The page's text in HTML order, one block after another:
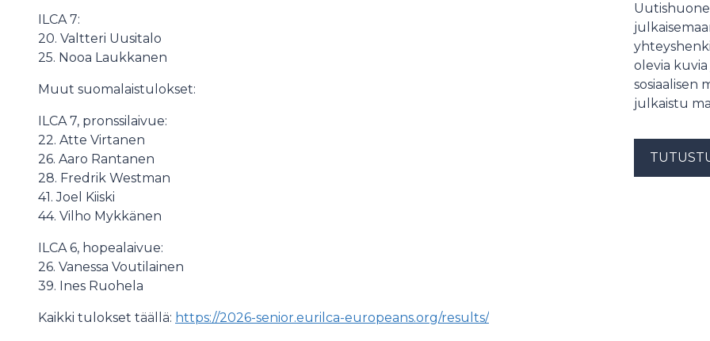
ILCA 7:
20. Valtteri Uusitalo
25. Nooa Laukkanen
Muut suomalaistulokset:
ILCA 7, pronssilaivue:
22. Atte Virtanen
26. Aaro Rantanen
28. Fredrik Westman
41. Joel Kiiski
44. Vilho Mykkänen
ILCA 6, hopealaivue:
26. Vanessa Voutilainen
39. Ines Ruohela
Kaikki tulokset täällä: https://2026-senior.eurilca-europeans.org/results/
olevia
sosiaalisen
julkaistu